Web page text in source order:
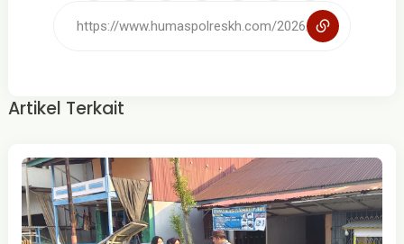
Artikel Terkait